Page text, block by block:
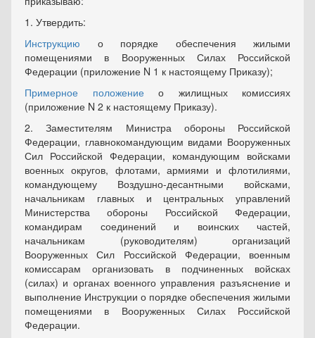
1. Утвердить:
Инструкцию о порядке обеспечения жилыми
помещениями в Вооруженных Силах Российской
Федерации (приложение N 1 к настоящему Приказу);
Примерное положениео жилищных комиссиях
(приложение N 2 к настоящему Приказу).
2. Заместителям Министра обороны Российской
Федерации, главнокомандующим видами Вооруженных
Сил Российской Федерации, командующим войсками
военных округов, флотами, армиями и флотилиями,
командующему Воздушно-десантными войсками,
начальникам главных и центральных управлений
Министерства обороны Российской Федерации,
командирам соединений и воинских частей,
начальникам (руководителям) организаций
Вооруженных Сил Российской Федерации, военным
комиссарам организовать в подчиненных войсках
(силах) и органах военного управления разъяснение и
выполнение Инструкции о порядке обеспечения жилыми
помещениями в Вооруженных Силах Российской
Федерации.